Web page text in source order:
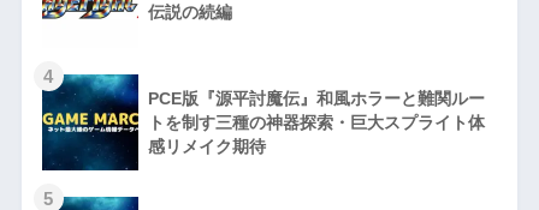
伝説の続編
4
PCE版『源平討魔伝』和風ホラーと難関ルー
トを制す三種の神器探索・巨大スプライト体
感リメイク期待
5